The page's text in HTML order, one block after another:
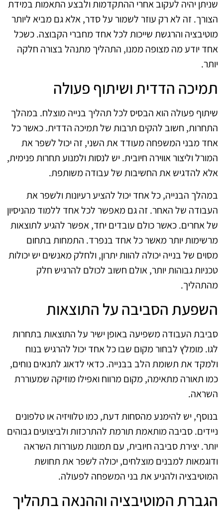
שניתן יהיה לעקוב אחרי ההתקדמות ולבצע התאמות במידת
הצורך. זה לא רק עוזר לשמור על סדר, אלא גם מביא ליותר
מוטיבציה והרגשת שייכות לכל אחד מחברי הקבוצה. כשכל
אחד יודע מה מצופה ממנו, התהליך מתנהל בצורה חלקה
יותר.
תמיכה הדדית ושיתוף פעולה
שיתוף פעולה הוא הבסיס לכל תהליך בנייה מוצלח. במהלך
התחרות, חשוב להקים תרבות של תמיכה הדדית. כאשר כל
אחד מבני המשפחה מעודד את השני, זה יכול לשפר את
המורל וליצור אווירה חיובית. יש לנסות ולמנוע תחרות פנימית,
אלא להדגיש את החשיבות של עבודה משותפת.
במהלך הבנייה, כל אחד יכול להציע רעיונות ולשפר את
העבודה של האחר. זה גם מאפשר לכל אחד ללמוד מהניסיון
של אחרים. כאשר כולם עובדים יחד, אפשר להגיע לתוצאות
מרשימות יותר מאשר כל אחד בנפרד. התמחות בתחום
מסוים של בנייה יכולה להוות יתרון, ולחלק מאנשים יש יכולות
טכניות גבוהות יותר, אולם חשוב לכולם להרגיש חלק
מהתהליך.
השפעת הסביבה על התוצאות
סביבת העבודה משפיעה באופן ישיר על התוצאות בתחרות
לגו. מומלץ לבחור מקום שבו כל אחד יכול להרגיש בנוח
ולמקד את תשומת הלב בבנייה. כדאי לדאוג לתנאים נוחים,
כמו תאורה מתאימה, מקום מרווח ואפילו מוזיקה שמעוררת
השראה.
בנוסף, יש להימנע מהסחות דעת, כמו טלוויזיה או טלפונים
ניידים. סביבה מותאמת תורמת להתרכזות ולביצועים גבוהים
יותר. יצירת סביבה חיובית, עם תמונות מעוררות השראה
ודוגמאות למבנים מוצלחים, יכולה לשפר את תחושת
המוטיבציה ולהניע את בני המשפחה לפעולה.
הגברת המוטיבציה וההנאה בתהליך